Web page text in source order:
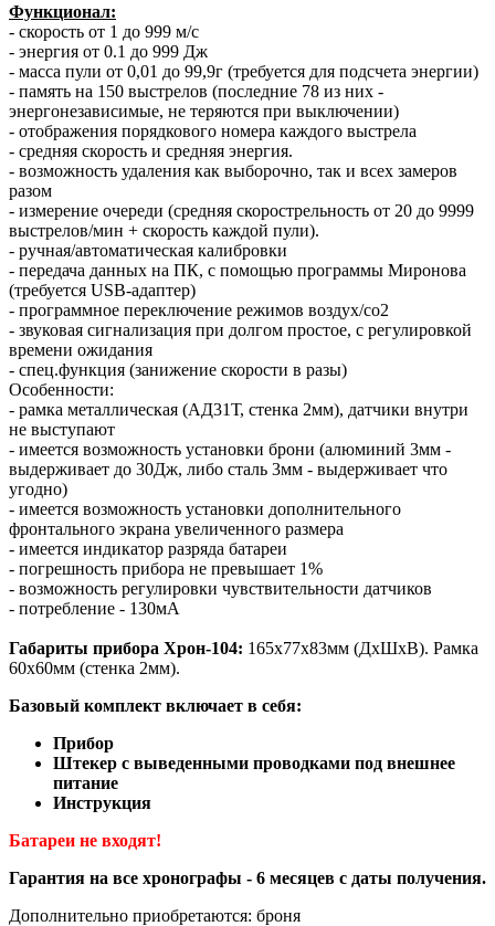
Функционал:
- скорость от 1 до 999 м/с
- энергия от 0.1 до 999 Дж
- масса пули от 0,01 до 99,9г (требуется для подсчета энергии)
- память на 150 выстрелов (последние 78 из них -
энергонезависимые, не теряются при выключении)
- отображения порядкового номера каждого выстрела
- средняя скорость и средняя энергия.
- возможность удаления как выборочно, так и всех замеров
разом
- измерение очереди (средняя скорострельность от 20 до 9999
выстрелов/мин + скорость каждой пули).
- ручная/автоматическая калибровки
- передача данных на ПК, с помощью программы Миронова
(требуется USB-адаптер)
- программное переключение режимов воздух/со2
- звуковая сигнализация при долгом простое, с регулировкой
времени ожидания
- спец.функция (занижение скорости в разы)
Особенности:
- рамка металлическая (АД31Т, стенка 2мм), датчики внутри
не выступают
- имеется возможность установки брони (алюминий 3мм -
выдерживает до 30Дж, либо сталь 3мм - выдерживает что
угодно)
- имеется возможность установки дополнительного
фронтального экрана увеличенного размера
- имеется индикатор разряда батареи
- погрешность прибора не превышает 1%
- возможность регулировки чувствительности датчиков
- потребление - 130мА
Габариты прибора Хрон-104: 165х77х83мм (ДхШхВ). Рамка
60х60мм (стенка 2мм).
Базовый комплект включает в себя:
Прибор
Штекер с выведенными проводками под внешнее
питание
Инструкция
Батареи не входят!
Гарантия на все хронографы - 6 месяцев с даты получения.
Дополнительно приобретаются: броня